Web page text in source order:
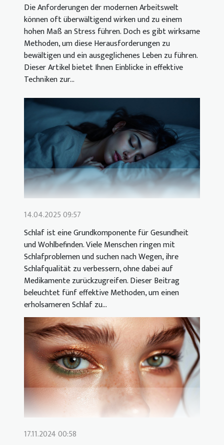
Die Anforderungen der modernen Arbeitswelt
können oft überwältigend wirken und zu einem
hohen Maß an Stress führen. Doch es gibt wirksame
Methoden, um diese Herausforderungen zu
bewältigen und ein ausgeglichenes Leben zu führen.
Dieser Artikel bietet Ihnen Einblicke in effektive
Techniken zur...
14.04.2025 09:57
Schlaf ist eine Grundkomponente für Gesundheit
und Wohlbefinden. Viele Menschen ringen mit
Schlafproblemen und suchen nach Wegen, ihre
Schlafqualität zu verbessern, ohne dabei auf
Medikamente zurückzugreifen. Dieser Beitrag
beleuchtet fünf effektive Methoden, um einen
erholsameren Schlaf zu...
17.11.2024 00:58